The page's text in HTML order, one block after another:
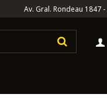
Av. Gral. Rondeau 1847